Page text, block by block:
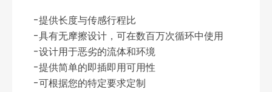
-提供长度与传感行程比
-具有无摩擦设计，可在数百万次循环中使用
-设计用于恶劣的流体和环境
-提供简单的即插即用可用性
-可根据您的特定要求定制